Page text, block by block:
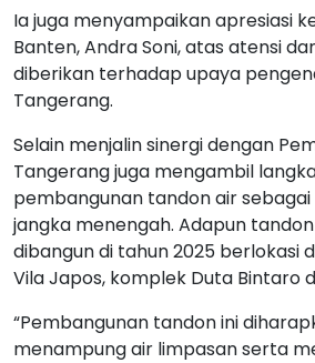
Ia juga menyampaikan apresiasi
Banten, Andra Soni, atas atensi
diberikan terhadap upaya
Tangerang.
Selain menjalin sinergi dengan
Tangerang juga mengambil
pembangunan tandon air sebagai
jangka menengah. Adapun
dibangun di tahun 2025 berlokasi
Vila Japos, komplek Duta Bintaro
“Pembangunan tandon ini
menampung air limpasan serta